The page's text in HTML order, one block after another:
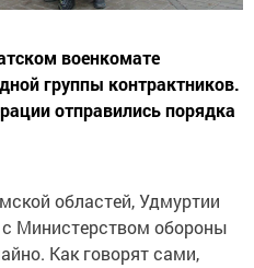
военкомате
группы контрактников.
отправились порядка
областей, Удмуртии
Министерством обороны
Как говорят сами,